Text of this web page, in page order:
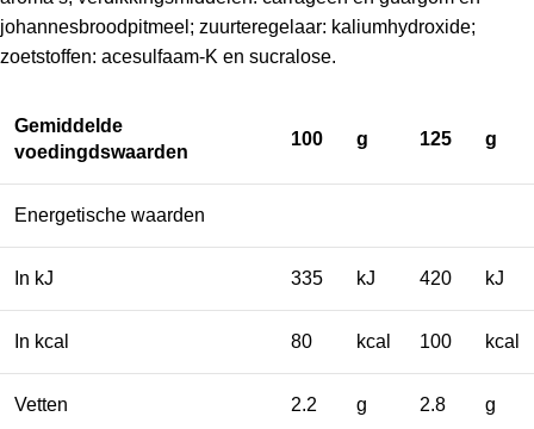
johannesbroodpitmeel; zuurteregelaar: kaliumhydroxide;
zoetstoffen: acesulfaam-K en sucralose.
Gemiddelde
voedingdswaarden
100 g 125 g
Energetische waarden
In kJ 335 kJ 420 kJ
In kcal 80 kcal 100 kcal
Vetten 2.2 g 2.8 g